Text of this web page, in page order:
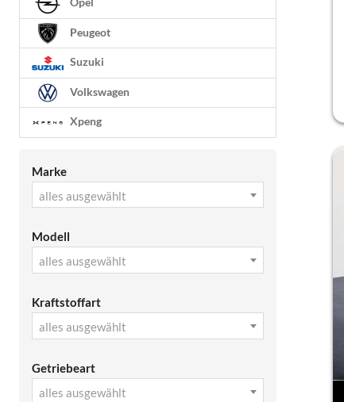
Peugeot
Suzuki
Volkswagen
Xpeng
Marke
alles ausgewählt
Modell
alles ausgewählt
Kraftstoffart
alles ausgewählt
Getriebeart
alles ausgewählt